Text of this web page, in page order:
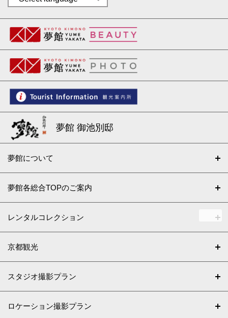
夢館 御池別邸
夢館について
夢館各総合TOPのご案内
レンタルコレクション
京都観光
スタジオ撮影プラン
ロケーション撮影プラン